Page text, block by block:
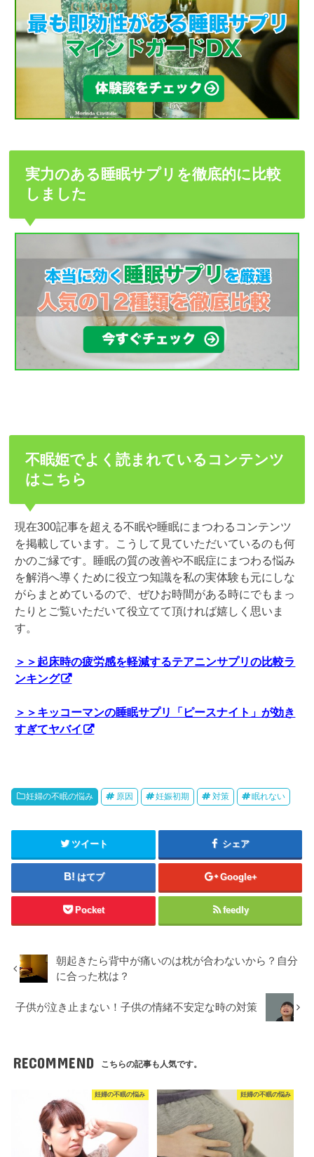
実力のある睡眠サプリを徹底的に比較
しました
不眠姫でよく読まれているコンテンツ
はこちら
現在300記事を超える不眠や睡眠にまつわるコンテンツ
を掲載しています。こうして見ていただいているのも何
かのご縁です。睡眠の質の改善や不眠症にまつわる悩み
を解消へ導くために役立つ知識を私の実体験も元にしな
がらまとめているので、ぜひお時間がある時にでもまっ
たりとご覧いただいて役立てて頂ければ嬉しく思いま
す。
＞＞起床時の疲労感を軽減するテアニンサプリの比較ラ
ンキング
＞＞キッコーマンの睡眠サプリ「ピースナイト」が効き
すぎてヤバイ
妊婦の不眠の悩み 原因 妊娠初期 対策 眠れない
ツイート シェア
はてブ Google+
Pocket feedly
朝起きたら背中が痛いのは枕が合わないから？自分
に合った枕は？
子供が泣き止まない！子供の情緒不安定な時の対策
RECOMMEND こちらの記事も人気です。
妊婦の不眠の悩み 妊婦の不眠の悩み